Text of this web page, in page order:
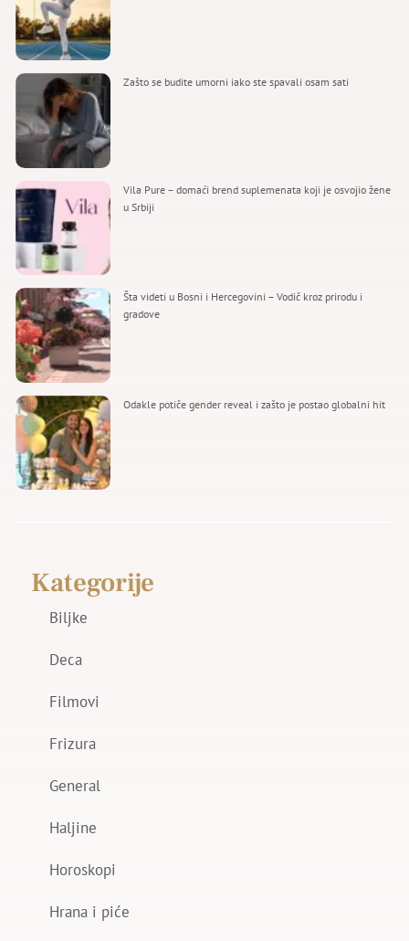
Zašto se budite umorni iako ste spavali osam sati
Vila Pure – domaći brend suplemenata koji je osvojio žene
u Srbiji
Šta videti u Bosni i Hercegovini – Vodič kroz prirodu i
gradove
Odakle potiče gender reveal i zašto je postao globalni hit
Kategorije
Biljke
Deca
Filmovi
Frizura
General
Haljine
Horoskopi
Hrana i piće